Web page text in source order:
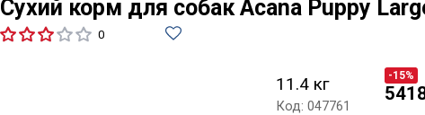
Сухий корм для собак Acana Puppy
0
11.4 кг
Код: 047761
-15%